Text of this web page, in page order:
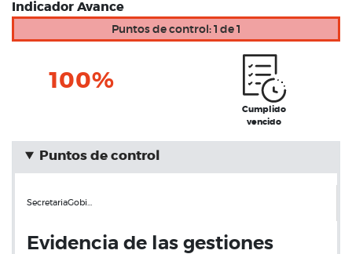
Indicador Avance
Puntos de control: 1 de 1
100%
Cumplido
vencido
Puntos de control
SecretariaGobi…
Evidencia de las gestiones